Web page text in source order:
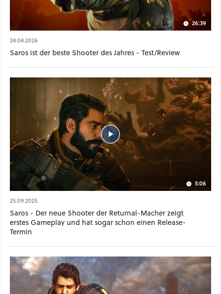
26:39
24.04.2026
Saros ist der beste Shooter des Jahres - Test/Review
5:06
25.09.2025
Saros - Der neue Shooter der Returnal-Macher zeigt
erstes Gameplay und hat sogar schon einen Release-
Termin